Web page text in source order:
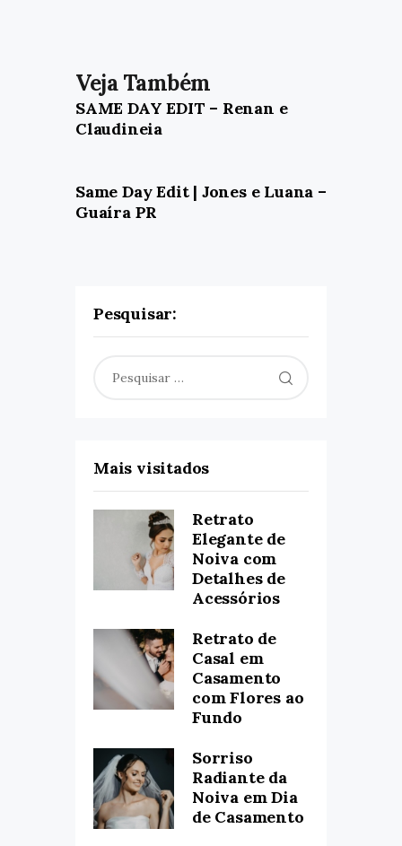
SAME DAY EDIT – Renan e
Claudineia
Same Day Edit | Jones e Luana –
Guaíra PR
Pesquisar:
por:
Mais visitados
Retrato
Elegante de
Noiva com
Detalhes de
Acessórios
Retrato de
Casal em
Casamento
com Flores ao
Fundo
Sorriso
Radiante da
Noiva em Dia
de Casamento